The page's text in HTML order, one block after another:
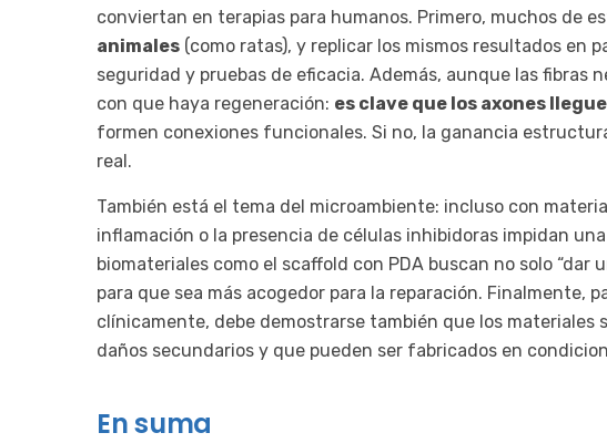
conviertan en terapias para humanos. Primero, muchos de
animales (como ratas), y replicar los mismos resultados en
seguridad y pruebas de eficacia. Además, aunque las fibras
con que haya regeneración: es clave que los axones
formen conexiones funcionales. Si no, la ganancia
real.
También está el tema del microambiente: incluso con
inflamación o la presencia de células inhibidoras impidan
biomateriales como el scaffold con PDA buscan no solo “dar
para que sea más acogedor para la reparación. Finalmente,
clínicamente, debe demostrarse también que los materiales
daños secundarios y que pueden ser fabricados en
En suma